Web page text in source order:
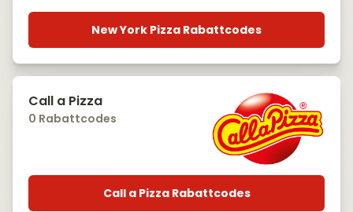
New York Pizza Rabattcodes
Call a Pizza
0 Rabattcodes
Call a Pizza Rabattcodes